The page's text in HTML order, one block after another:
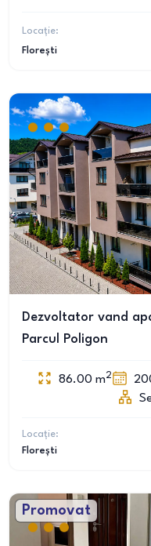
Locație:
Florești
Dezvoltator vand
Parcul Poligon
86.00 m2
Locație:
Florești
Promovat